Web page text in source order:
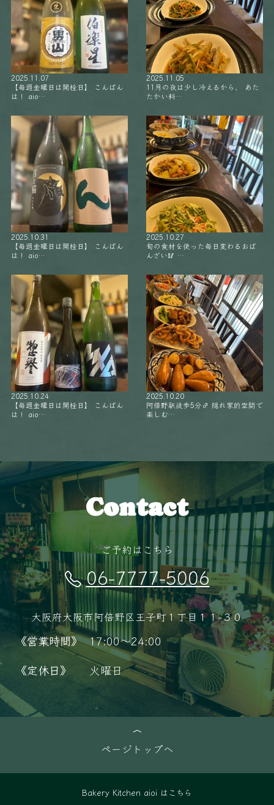
2025.11.07
【毎週金曜日は開栓日】 こんばん
は！ aio…
2025.11.05
11月の夜は少し冷えるから、 あた
たかい料…
2025.10.31
【毎週金曜日は開栓日】 こんばん
は！ aio…
2025.10.27
旬の食材を使った毎日変わるおば
んざい🥢 …
2025.10.24
【毎週金曜日は開栓日】 こんばん
は！ aio…
2025.10.20
阿倍野駅徒歩5分‍♂️ 隠れ家的空間で
楽しむ…
Contact
ご予約はこちら
06-7777-5006
大阪府大阪市阿倍野区王子町１丁目１１−３０
《営業時間》 17:00～24:00
《定休日》
火曜日
ページトップへ
Bakery Kitchen aioi はこちら